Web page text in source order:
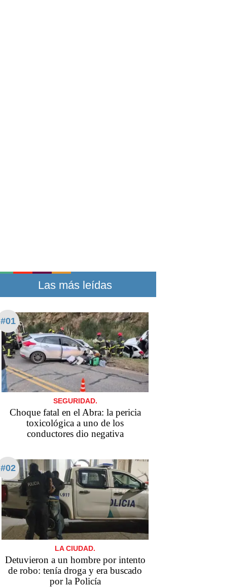
Las más leídas
#01
SEGURIDAD.
Choque fatal en el Abra: la pericia
toxicológica a uno de los
conductores dio negativa
#02
LA CIUDAD.
Detuvieron a un hombre por intento
de robo: tenía droga y era buscado
por la Policía